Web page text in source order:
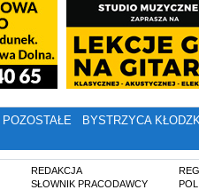
POZOSTAŁE BYSTRZYCA
REDAKCJA
SŁOWNIK PRACODAWCY